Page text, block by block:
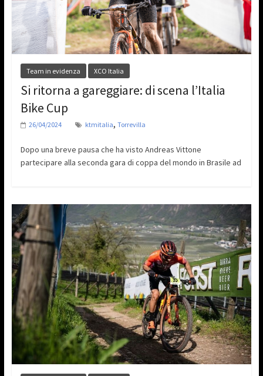
Team in evidenza XCO Italia
Si ritorna a gareggiare: di scena l’Italia
Bike Cup
26/04/2024 ktmitalia, Torrevilla
Dopo una breve pausa che ha visto Andreas Vittone
partecipare alla seconda gara di coppa del mondo in Brasile ad